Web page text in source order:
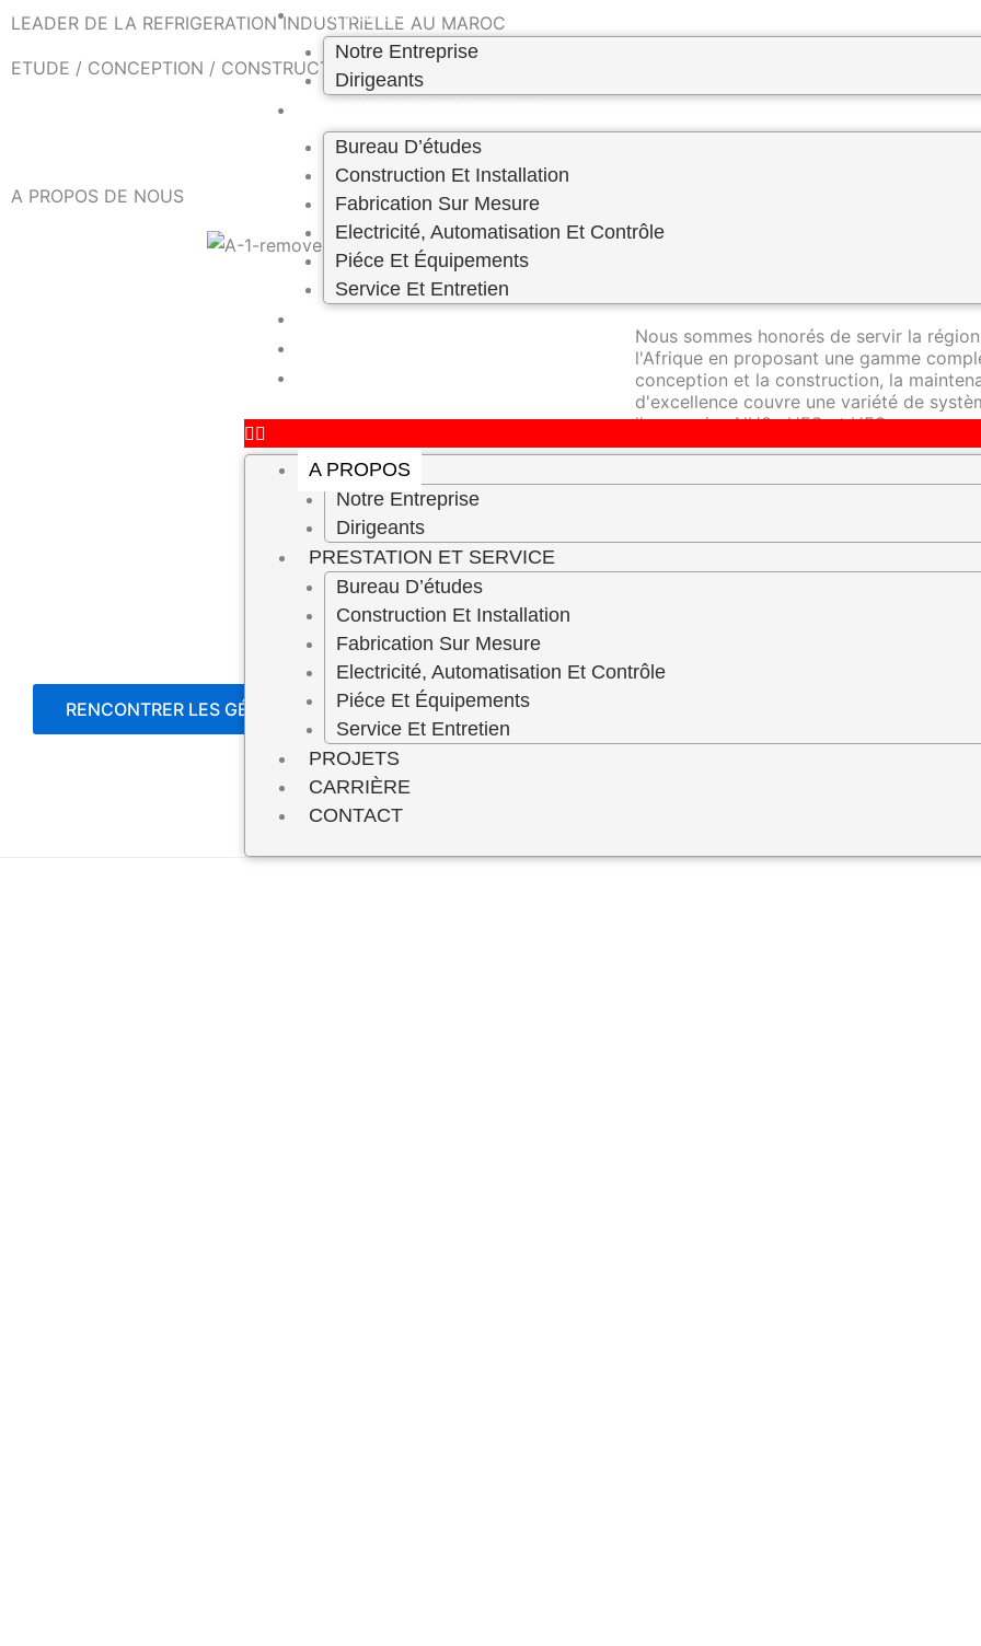
Skip
content
A PROPOS
Notre Entreprise
Dirigeants
Bureau D’études
Construction Et Installation
Fabrication Sur Mesure
Electricité, Automatisation Et Contrôle
Piéce Et Équipements
Service Et Entretien
A PROPOS
Notre Entreprise
Dirigeants
PRESTATION ET SERVICE
Bureau D’études
Construction Et Installation
Fabrication Sur Mesure
Electricité, Automatisation Et Contrôle
Piéce Et Équipements
Service Et Entretien
PROJETS
CARRIÈRE
CONTACT
LEADER DE LA REFRIGERATION INDUSTRIELLE AU MAROC ​
ETUDE / CONCEPTION / CONSTRUCTION – ENTRETIEN PREVENTIF–FABRICATION SUR MESURE
A PROPOS DE NOUS
RDS Engineering se distingue en tant
Nous sommes honorés de servir la
l'Afrique en proposant une gamme
conception et la construction, la
d'excellence couvre une variété de
l'ammoniac NH3 , HFC et HFO.
RENCONTRER LES GÉRANTS